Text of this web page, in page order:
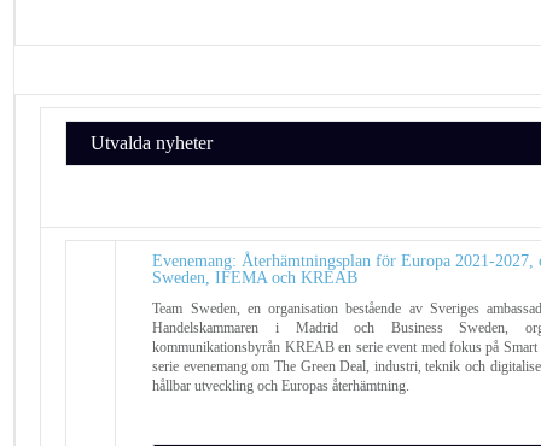
Utvalda nyheter
Evenemang: Återhämtningsplan för Europa 2021-2027,
Sweden, IFEMA och KREAB
Team Sweden, en organisation bestående av Sveriges
Handelskammaren i Madrid och Business Sweden,
kommunikationsbyrån KREAB en serie event med fokus på Smart
serie evenemang om The Green Deal, industri, teknik och
hållbar utveckling och Europas återhämtning.